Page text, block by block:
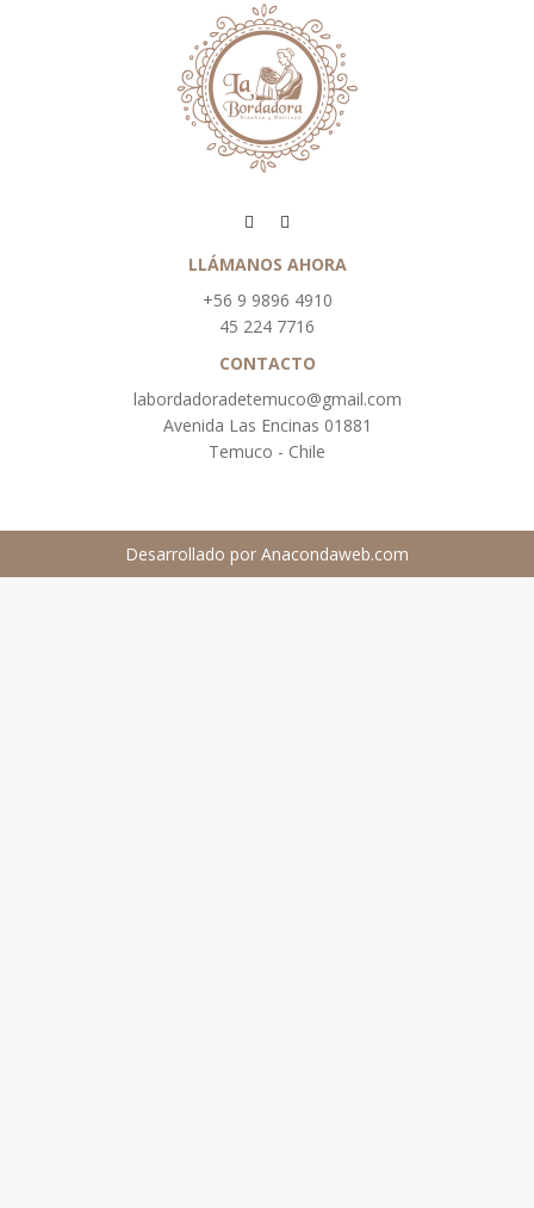
LLÁMANOS AHORA
+56 9 9896 4910
45 224 7716
CONTACTO
labordadoradetemuco@gmail.com
Avenida Las Encinas 01881
Temuco - Chile
Desarrollado por Anacondaweb.com